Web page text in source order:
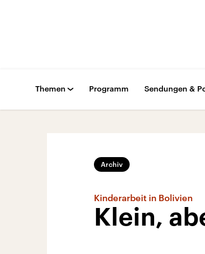
Themen Programm Sendungen &
Archiv
Kinderarbeit in Bolivien
Klein,